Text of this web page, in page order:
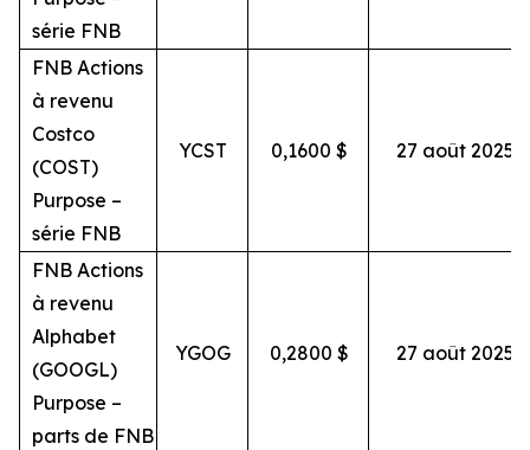
série FNB
FNB Actions
à revenu
Costco
(COST)
Purpose –
série FNB
YCST 0,1600 $ 27 août 2025
FNB Actions
à revenu
Alphabet
(GOOGL)
Purpose –
parts de FNB
YGOG 0,2800 $ 27 août 2025